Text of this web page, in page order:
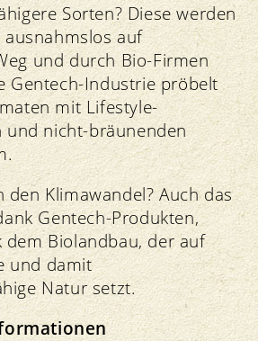
Sorten? Diese werden
auf
und durch Bio-Firmen
Gentech-Industrie pröbelt
mit Lifestyle-
nicht-bräunenden
den Klimawandel? Auch das
Gentech-Produkten,
dem Biolandbau, der auf
und damit
Natur setzt.